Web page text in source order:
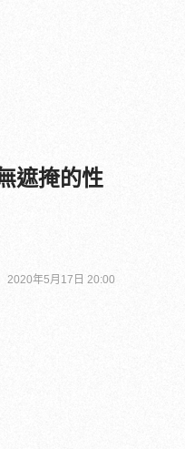
遮掩的性
2020年5月17日 20:00